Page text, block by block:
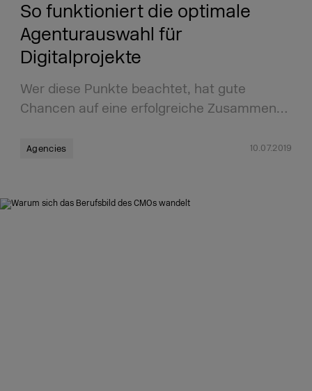
So funktioniert die optimale
Agenturauswahl für
Digitalprojekte
Wer diese Punkte beachtet, hat gute
Chancen auf eine erfolgreiche Zusammen…
Agencies 10.07.2019